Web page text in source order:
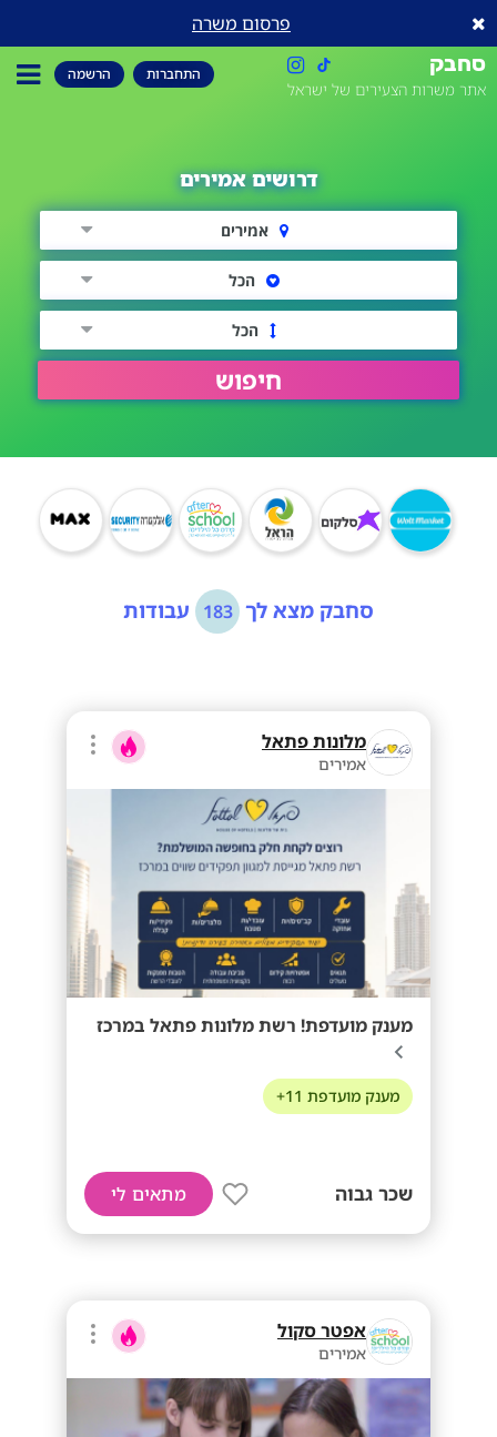
פרסום משרה
סחבק
אתר משרות הצעירים של ישראל
התחברות הרשמה
דרושים אמירים
אמירים
הכל
הכל
חיפוש
סחבק מצא לך 183 עבודות
מלונות פתאל
אמירים
מענק מועדפת! רשת מלונות פתאל במרכז
מענק מועדפת 11+
שכר גבוה מתאים לי
אפטר סקול
אמירים